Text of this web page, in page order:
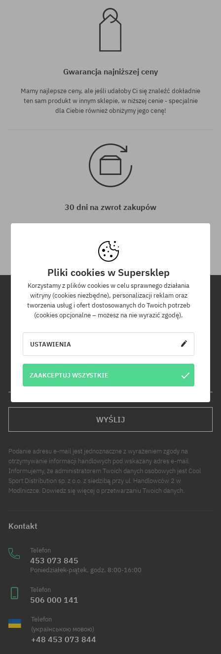
Gwarancja najniższej ceny
Mamy najlepsze ceny, ale jeśli udałoby Ci się znaleźć dokładnie
ten sam produkt w innym sklepie, w niższej cenie - specjalnie
dla Ciebie również obniżymy jego cenę!
30 dni na zwrot zakupów
Newsletter
Zapisz się do naszego newslettera, a dowiesz się jako pierwszy o
WYŚLIJ
Podanie adresu e-mail jest jednoznaczne z wyrażeniem zgody na
otrzymywanie informacji handlowych pod wskazany adres e-mail.
Informujemy, że administratorem Twoich danych osobowych jest Cool
Sport Distribution sp. z o.o. z siedzibą przy ul. Handlowców 2 w
Modlniczce. Dowiedz się więcej o przetwarzaniu Twoich danych.
Kontakt
Telefon
453 073 845
Poniedziałek-piątek, godz. 8:00-16:00
Telefon
506 000 141
Telefon
(українською мовою)
+48 453 073 844
Pliki cookies w Supersklep
Korzystamy z plików cookies w celu sprawnego działania
witryny (cookies niezbędne), personalizacji reklam oraz
tworzenia usług i ofert dostosowanych do Twoich potrzeb
(cookies opcjonalne – możesz na nie wyrazić zgodę).
USTAWIENIA
ZAAKCEPTUJ WSZYSTKIE